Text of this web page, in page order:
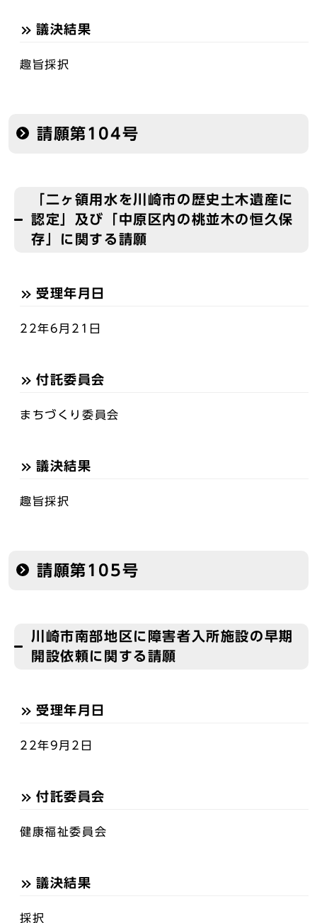
議決結果
趣旨採択
請願第104号
「二ヶ領用水を川崎市の歴史土木遺産に
認定」及び「中原区内の桃並木の恒久保
存」に関する請願
受理年月日
22年6月21日
付託委員会
まちづくり委員会
議決結果
趣旨採択
請願第105号
川崎市南部地区に障害者入所施設の早期
開設依頼に関する請願
受理年月日
22年9月2日
付託委員会
健康福祉委員会
議決結果
採択